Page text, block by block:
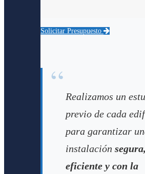
Solicitar Presupuesto
“ Realizamos un
previo de cada
para garantizar
instalación segura,
eficiente y con la